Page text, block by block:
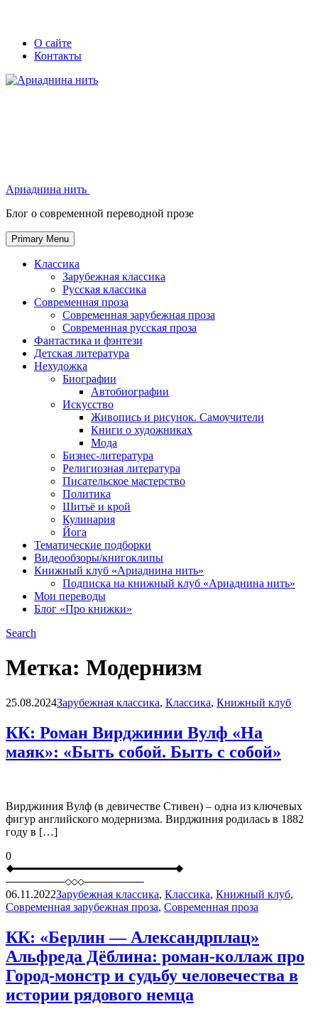
Skip
Secondary
left
navigation
Secondary
right
navigation
О сайте
Контакты
Ариаднина нить
Блог о современной переводной прозе
Primary Menu
Классика
Зарубежная классика
Русская классика
Современная проза
Современная зарубежная проза
Современная русская проза
Фантастика и фэнтези
Детская литература
Нехудожка
Биографии
Автобиографии
Искусство
Живопись и рисунок. Самоучители
Книги о художниках
Мода
Бизнес-литература
Религиозная литература
Писательское мастерство
Политика
Шитьё и крой
Кулинария
Йога
Тематические подборки
Видеообзоры/книгоклипы
Книжный клуб «Ариаднина нить»
Подписка на книжный клуб «Ариаднина нить»
Мои переводы
Блог «Про книжки»
Search
Метка: Модернизм
Blog
25.08.2024Зарубежная классика, Классика, Книжный клуб
КК: Роман Вирджинии Вулф «На
маяк»: «Быть собой. Быть с собой»
Вирджиния Вулф (в девичестве Стивен) – одна из ключевых
фигур английского модернизма. Вирджиния родилась в 1882
году в […]
0
06.11.2022Зарубежная классика, Классика, Книжный клуб,
Современная зарубежная проза, Современная проза
КК: «Берлин — Александрплац»
Альфреда Дёблина: роман-коллаж про
Город-монстр и судьбу человечества в
истории рядового немца